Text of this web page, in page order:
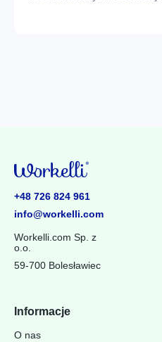
+48 726 824 961
info@workelli.com
Workelli.com Sp. z
o.o.
59-700 Bolesławiec
Informacje
O nas